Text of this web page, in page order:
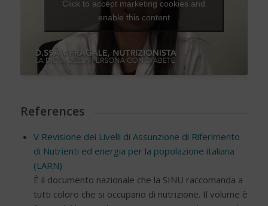
Click to accept marketing cookies and
enable this content
References
V Revisione dei Livelli di Assunzione di Riferimento
di Nutrienti ed energia per la popolazione italiana
(LARN)
È il documento nazionale che la SINU raccomanda a
tutti coloro che si occupano di nutrizione. Il volume è